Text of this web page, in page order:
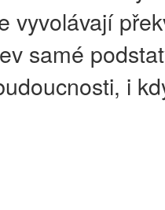
vyvolávají
samé
i